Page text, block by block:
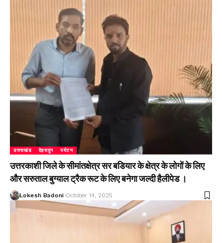
उत्तराखंड देहरादून पर्यटन
उत्तरकाशी जिले के सीमांतक्षेत्र सर बडियार के क्षेत्र के लोगों के लिए
और सरुताल बुग्याल ट्रैक रूट के लिए बनेगा जल्दी हैलीपेड ।
Lokesh Badoni October 14, 2025